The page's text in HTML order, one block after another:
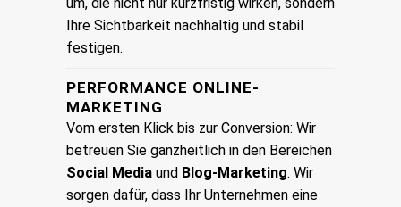
Ihre Sichtbarkeit nachhaltig und stabil
festigen.
PERFORMANCE ONLINE-
MARKETING
Vom ersten Klick bis zur Conversion: Wir
betreuen Sie ganzheitlich in den Bereichen
Social Media und Blog-Marketing. Wir
sorgen dafür, dass Ihr Unternehmen eine